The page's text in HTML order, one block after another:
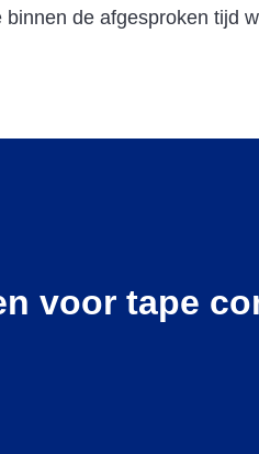
de afgesproken tijd
voor tape